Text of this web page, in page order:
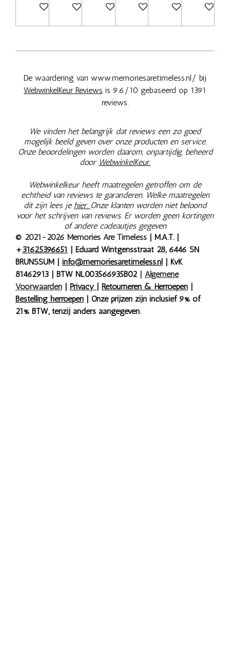
Bekijk detailsBekijk detailsIn winkelwagenIn winkelwagenBekijk detailsBekijk
De waardering van www.memoriesaretimeless.nl/ bij
WebwinkelKeur Reviews is 9.6/10 gebaseerd op 1391
reviews.
We vinden het belangrijk dat reviews een zo goed
mogelijk beeld geven over onze producten en service.
Onze beoordelingen worden daarom, onpartijdig, beheerd
door WebwinkelKeur.
Webwinkelkeur heeft maatregelen getroffen om de
echtheid van reviews te garanderen. Welke maatregelen
dit zijn lees je hier. Onze klanten worden niet beloond
voor het schrijven van reviews. Er worden geen kortingen
of andere cadeautjes gegeven
© 2021-2026 Memories Are Timeless | M.A.T. |
+31625396651 | Eduard Wintgensstraat 28, 6446 SN
BRUNSSUM | info@memoriesaretimeless.nl | KvK
81462913 | BTW NL003566935B02 | Algemene
Voorwaarden | Privacy | Retourneren & Herroepen |
Bestelling herroepen | Onze prijzen zijn inclusief 9% of
21% BTW, tenzij anders aangegeven.